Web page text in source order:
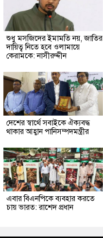
শুধু মসজিদের ইমামতি নয়, জাতির
দায়িত্ব নিতে হবে ওলামায়ে
কেরামকে: নাসীরুদ্দীন
দেশের স্বার্থে সবাইকে ঐক্যবদ্ধ
থাকার আহ্বান পানিসম্পদমন্ত্রীর
এবার বিএনপিকে ব্যবহার করতে
চায় ভারত: রাশেদ প্রধান